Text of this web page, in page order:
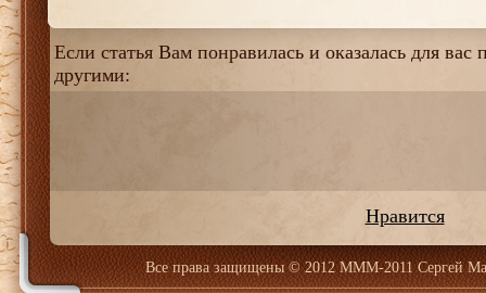
Если статья Вам понравилась и оказалась для вас
другими:
Нравится
Все права защищены© 2012 МММ-2011 Сергей